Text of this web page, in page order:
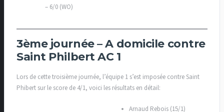
– 6/0 (WO)
3ème journée – A domicile contre
Saint Philbert AC 1
Lors de cette troisième journée, l’équipe 1 s’est imposée contre Saint
Phibert sur le score de 4/1, voici les résultats en détail:
Arnaud Rebois (15/1)